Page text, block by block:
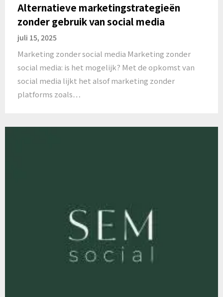
Alternatieve marketingstrategieën
zonder gebruik van social media
juli 15, 2025
Marketing zonder social media Marketing zonder
social media: is het mogelijk? Met de opkomst van
social media lijkt het alsof marketing zonder
platforms zoals…